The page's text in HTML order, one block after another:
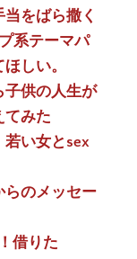
をばら撒く
系テーマパ
しい。
子供の人生が
てみた
若い女とsex
らのメッセー
借りた